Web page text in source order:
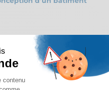
DU PROJET